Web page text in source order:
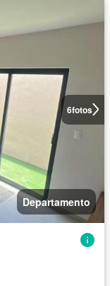
6fotos
Departamento